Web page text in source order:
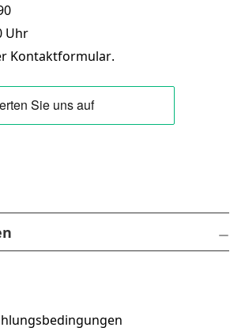
Uhr
Kontaktformular.